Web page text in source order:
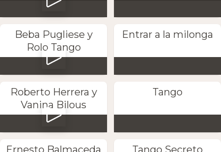
Beba Pugliese y
Rolo Tango
Entrar a la milonga
Roberto Herrera y
Vanina Bilous
Tango
Ernesto Balmaceda
Tango Secreto